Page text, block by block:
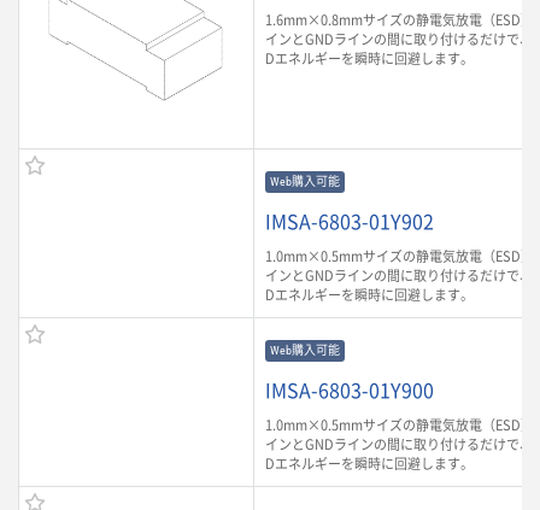
1.6mm×0.8mmサイズの静電気放電（ESD）
インとGNDラインの間に取り付けるだけで、
Dエネルギーを瞬時に回避します。
Web購入可能
IMSA-6803-01Y902
1.0mm×0.5mmサイズの静電気放電（ESD）
インとGNDラインの間に取り付けるだけで、
Dエネルギーを瞬時に回避します。
Web購入可能
IMSA-6803-01Y900
1.0mm×0.5mmサイズの静電気放電（ESD）
インとGNDラインの間に取り付けるだけで、
Dエネルギーを瞬時に回避します。